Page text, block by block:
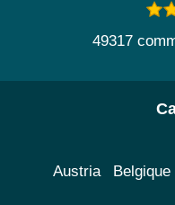
49317
Austria Belgique